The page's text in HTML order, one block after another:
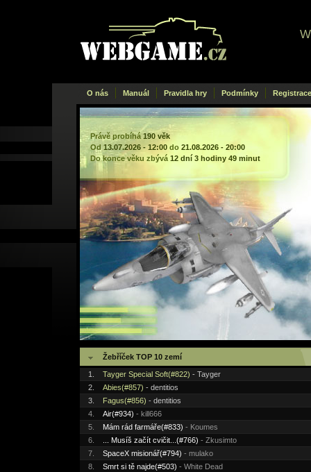
Webgame.cz
O nás Manuál Pravidla hry Podmínky Registrace
Právě probíhá 190 věk
Od 13.07.2026 - 12:00 do 21.08.2026 - 20:00
Do konce věku zbývá 12 dní 3 hodiny 49 minut
Žebříček TOP 10 zemí
1. Tayger Special Soft(#822) - Tayger
2.
Abies(#857) - dentitios
3.
Fagus(#856) - dentitios
4.
Air(#934) - kill666
5.
Mám rád farmáře(#833) - Koumes
6.
... Musíš začít cvičit...(#766) - Zkusimto
7.
SpaceX misionář(#794) - mulako
8.
Smrt si tě najde(#503) - White Dead